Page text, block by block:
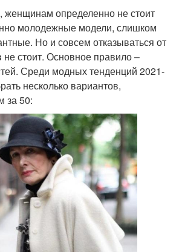
женщинам определенно не стоит
молодежные модели, слишком
Но и совсем отказываться от
стоит. Основное правило –
Среди модных тенденций 2021-
несколько вариантов,
за 50: